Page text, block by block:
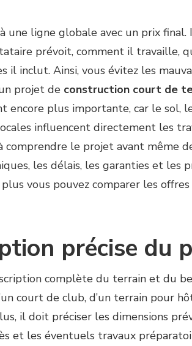
une ligne globale avec un prix
prévoit, comment il travaille,
inclut. Ainsi, vous évitez les
projet de construction court de
encore plus importante, car le sol,
influencent directement les
le projet avant même
les délais, les garanties et les
vous pouvez comparer les offres
précise du
complète du terrain et du
court de club, d’un terrain pour
il doit préciser les dimensions
et les éventuels travaux